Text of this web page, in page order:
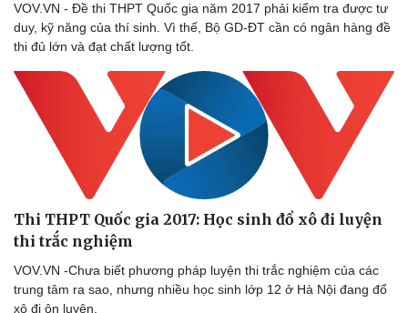
VOV.VN - Đề thi THPT Quốc gia năm 2017 phải kiểm tra được tư
duy, kỹ năng của thí sinh. Vì thế, Bộ GD-ĐT cần có ngân hàng đề
thi đủ lớn và đạt chất lượng tốt.
Thi THPT Quốc gia 2017: Học sinh đổ xô đi luyện
thi trắc nghiệm
VOV.VN -Chưa biết phương pháp luyện thi trắc nghiệm của các
trung tâm ra sao, nhưng nhiều học sinh lớp 12 ở Hà Nội đang đổ
xô đi ôn luyện.